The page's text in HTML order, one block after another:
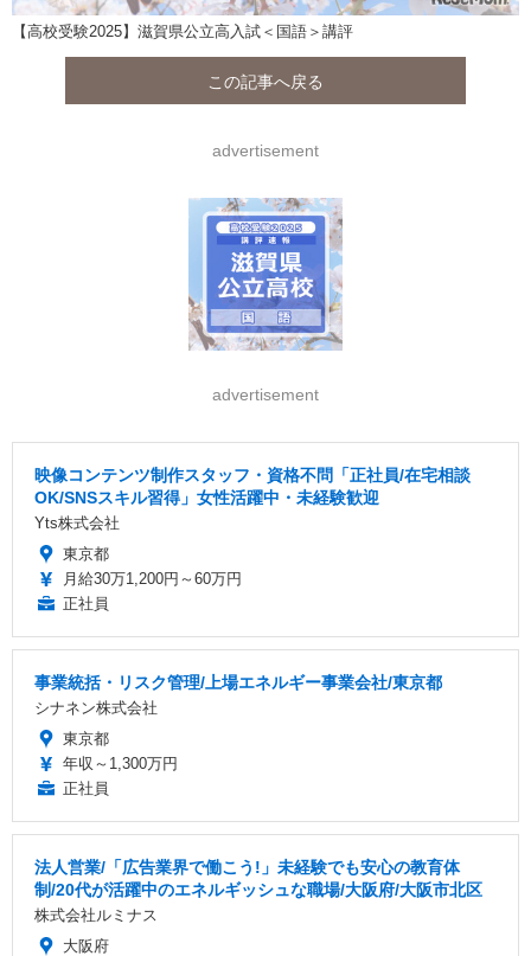
【高校受験2025】滋賀県公立高入試＜国語＞講評
この記事へ戻る
advertisement
advertisement
映像コンテンツ制作スタッフ・資格不問「正社員/在宅相談
OK/SNSスキル習得」女性活躍中・未経験歓迎
Yts株式会社
東京都
月給30万1,200円～60万円
正社員
事業統括・リスク管理/上場エネルギー事業会社/東京都
シナネン株式会社
東京都
年収～1,300万円
正社員
法人営業/「広告業界で働こう!」未経験でも安心の教育体
制/20代が活躍中のエネルギッシュな職場/大阪府/大阪市北区
株式会社ルミナス
大阪府